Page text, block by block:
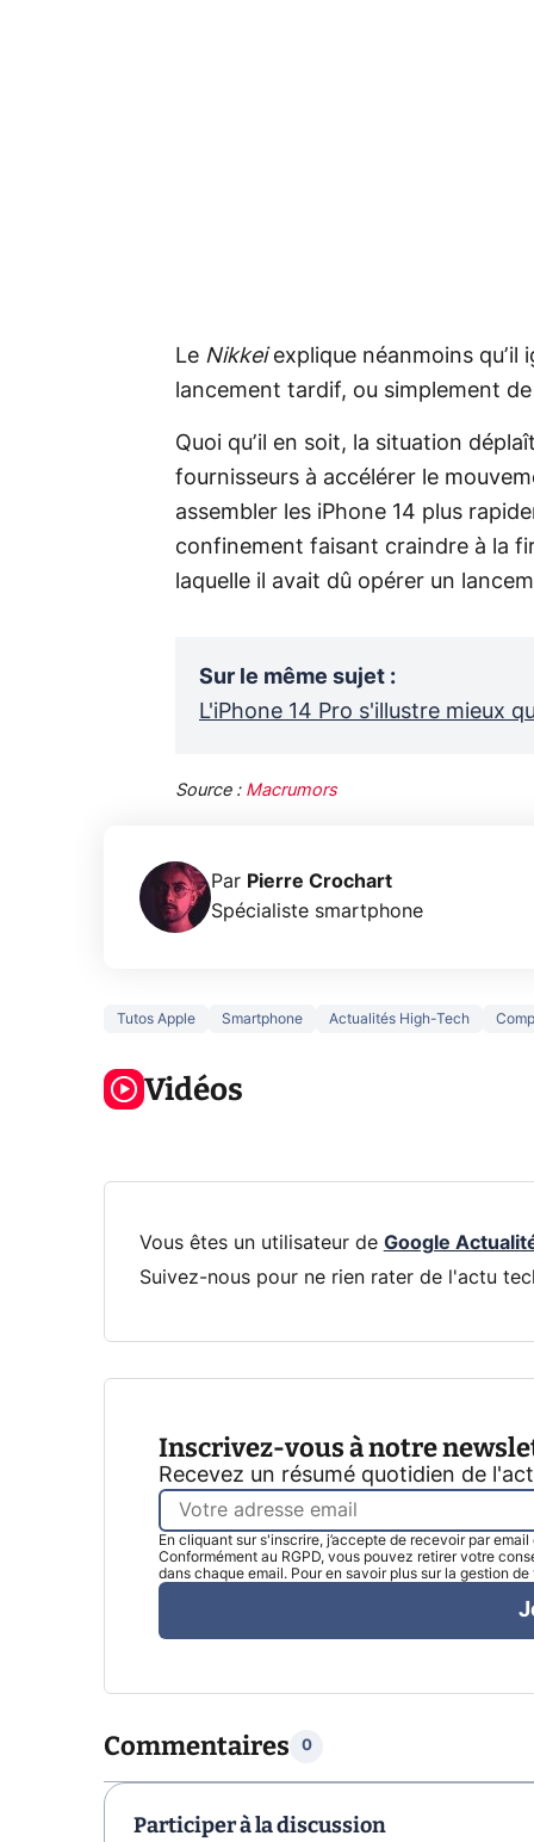
Le Nikkei explique néanmoins
lancement tardif, ou simplement
Quoi qu’il en soit, la situation
fournisseurs à accélérer le
assembler les iPhone 14 plus
confinement faisant craindre à la
laquelle il avait dû opérer un
Sur le même sujet :
L'iPhone 14 Pro s'illustre mieux
Source : Macrumors
Par Pierre Crochart
Spécialiste smartphone
Tutos Apple Smartphone Actualités High-Tech
Vidéos
5 générations
la prochaine
Xbox !
Ce que vous
Vous êtes un utilisateur de Google
Suivez-nous pour ne rien rater de l'actu
Inscrivez-vous à notre
Recevez un résumé quotidien de
En cliquant sur s'inscrire, j’accepte de recevoir par
Conformément au RGPD, vous pouvez retirer votre
dans chaque email. Pour en savoir plus sur la gestion
Commentaires 0
Participer à la discussion